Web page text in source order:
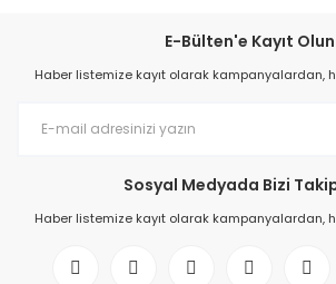
E-Bülten'e Kayıt Olun
Haber listemize kayıt olarak kampanyalardan,
Sosyal Medyada Bizi
Haber listemize kayıt olarak kampanyalardan,